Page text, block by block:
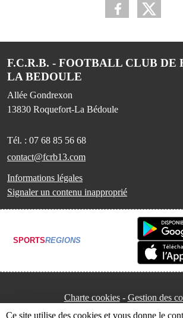
F.C.R.B. - FOOTBALL CLUB DE
LA BEDOULE
Allée Gondrexon
13830 Roquefort-La Bédoule
Tél. : 07 68 85 56 68
contact@fcrb13.com
Informations légales
Signaler un contenu inapproprié
SPORTSREGIONS
Charte cookies Gestion des
Ce site utilise des cookies et vous donne le